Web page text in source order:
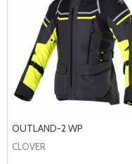
OUTLAND-2 WP
CLOVER